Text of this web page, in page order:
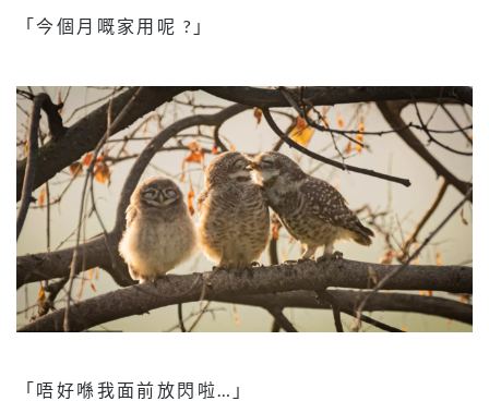
「今個月嘅家用呢 ?」
「唔好喺我面前放閃啦…」